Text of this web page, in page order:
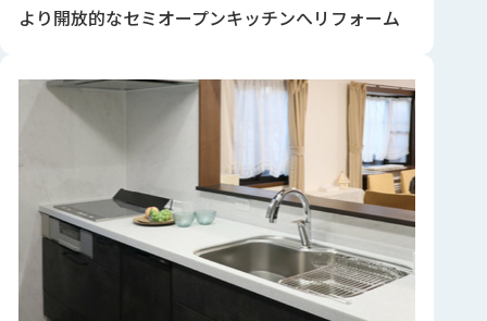
より開放的なセミオープンキッチンへリフォーム